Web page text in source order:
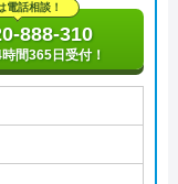
電話相談！
888-310
間365日受付！